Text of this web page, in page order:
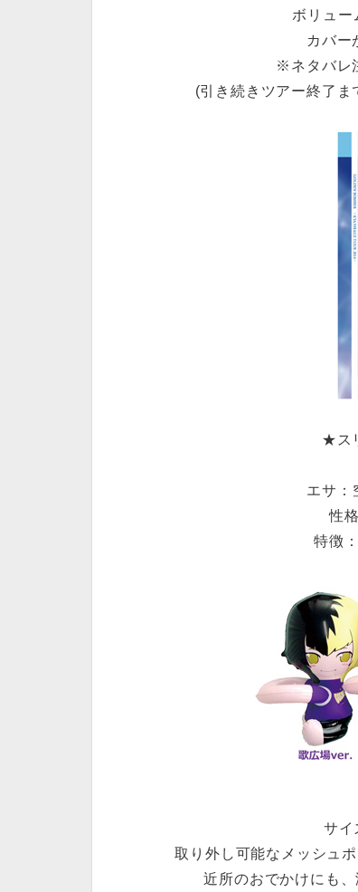
ボリュー
カバー
※ネタバレ
(引き続きツアー終了
★ス
エサ：
性
特徴
サイ
取り外し可能なメッシュ
近所のおでかけにも